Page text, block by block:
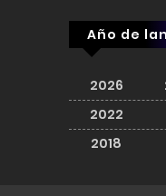
Año de
2026
2022
2018